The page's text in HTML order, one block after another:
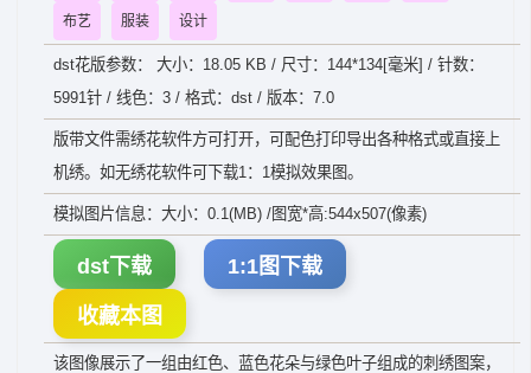
布艺 服装 设计
dst花版参数： 大小：18.05 KB / 尺寸：144*134[毫米] / 针数：
5991针 / 线色：3 / 格式：dst / 版本：7.0
版带文件需绣花软件方可打开，可配色打印导出各种格式或直接上
机绣。如无绣花软件可下载1：1模拟效果图。
模拟图片信息：大小：0.1(MB) /图宽*高:544x507(像素)
dst下载 1:1图下载
收藏本图
该图像展示了一组由红色、蓝色花朵与绿色叶子组成的刺绣图案，